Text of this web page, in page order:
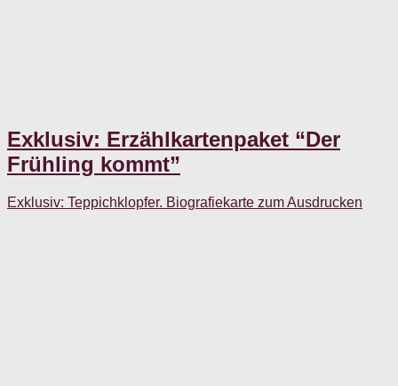
Exklusiv: Erzählkartenpaket “Der
Frühling kommt”
Exklusiv: Teppichklopfer. Biografiekarte zum Ausdrucken